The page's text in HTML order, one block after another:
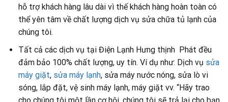
hỗ trợ khách hàng lâu dài vì thế khách hàng hoàn toàn có
thể yên tâm về chất lượng dịch vụ sửa chữa tủ lạnh của
chúng tôi.
Tất cả các dịch vụ tại Điện Lạnh Hưng thịnh Phát đều
đảm bảo 100% chất lượng, uy tín. Ví dụ như: Dịch vụ sửa
máy giặt, sửa máy lạnh, sửa máy nước nóng, sửa lò vi
sóng, lắp đặt, vệ sinh máy lạnh, máy giặt vv. “Hãy trao